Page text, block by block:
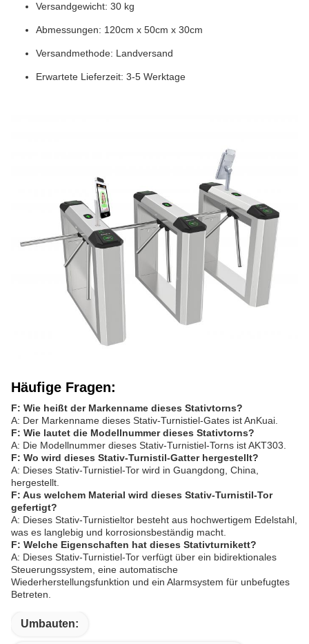
Versandgewicht: 30 kg
Abmessungen: 120cm x 50cm x 30cm
Versandmethode: Landversand
Erwartete Lieferzeit: 3-5 Werktage
Häufige Fragen:
F: Wie heißt der Markenname dieses Stativtorns?
A: Der Markenname dieses Stativ-Turnistiel-Gates ist AnKuai.
F: Wie lautet die Modellnummer dieses Stativtorns?
A: Die Modellnummer dieses Stativ-Turnistiel-Torns ist AKT303.
F: Wo wird dieses Stativ-Turnistil-Gatter hergestellt?
A: Dieses Stativ-Turnistiel-Tor wird in Guangdong, China,
hergestellt.
F: Aus welchem Material wird dieses Stativ-Turnistil-Tor
gefertigt?
A: Dieses Stativ-Turnistieltor besteht aus hochwertigem Edelstahl,
was es langlebig und korrosionsbeständig macht.
F: Welche Eigenschaften hat dieses Stativturnikett?
A: Dieses Stativ-Turnistiel-Tor verfügt über ein bidirektionales
Steuerungssystem, eine automatische
Wiederherstellungsfunktion und ein Alarmsystem für unbefugtes
Betreten.
Umbauten: